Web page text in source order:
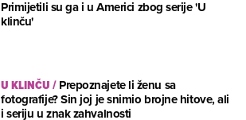
Primijetili su ga i u Americi zbog serije 'U
klinču'
U KLINČU/Prepoznajete li ženu sa
fotografije? Sin joj je snimio brojne hitove, ali
i seriju u znak zahvalnosti